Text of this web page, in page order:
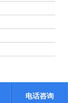
电话咨询